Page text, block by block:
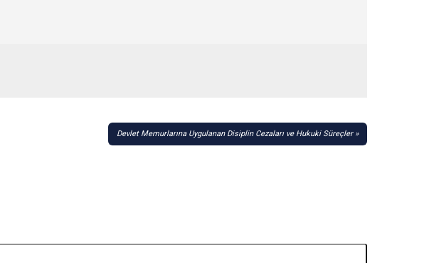
Devlet Memurlarına Uygulanan Disiplin Cezaları ve Hukuki Süreçler